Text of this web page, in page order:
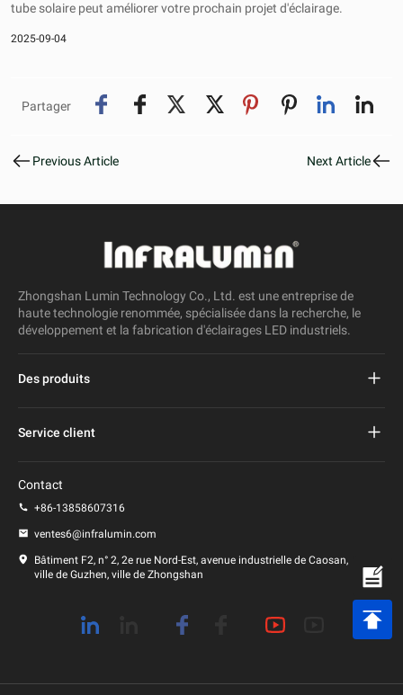
tube solaire peut améliorer votre prochain projet d'éclairage.
2025-09-04
Partager
Previous Article Next Article
Zhongshan Lumin Technology Co., Ltd. est une entreprise de
haute technologie renommée, spécialisée dans la recherche, le
développement et la fabrication d'éclairages LED industriels.
Des produits
Lumière de poteau menée
Service client
politique de confidentialité
Contact
+86-13858607316
ventes6@infralumin.com
Bâtiment F2, n° 2, 2e rue Nord-Est, avenue industrielle de Caosan,
ville de Guzhen, ville de Zhongshan